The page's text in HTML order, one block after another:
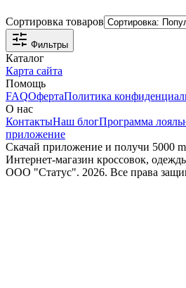
Сортировка товаров
Фильтры
Каталог
Карта сайта
Помощь
FAQОфертаПолитика
О нас
КонтактыНаш блогПрограмма
приложение
Скачай приложение и получи 5000
Интернет-магазин кроссовок,
ООО "Статус". 2026. Все права